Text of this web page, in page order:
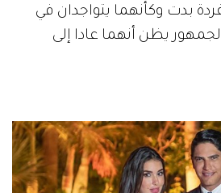
بدت وكأنهما يتواجدان في
جعل الجمهور يظن أنهما عادا إلى